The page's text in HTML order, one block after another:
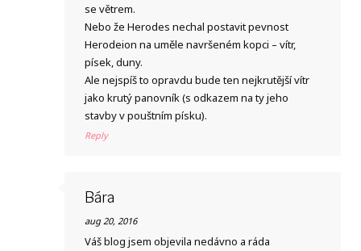
se větrem.
Nebo že Herodes nechal postavit pevnost
Herodeion na uměle navršeném kopci – vítr,
písek, duny.
Ale nejspíš to opravdu bude ten nejkrutější vítr
jako krutý panovník (s odkazem na ty jeho
stavby v pouštním písku).
Reply
Bára
aug 20, 2016
Váš blog jsem objevila nedávno a ráda